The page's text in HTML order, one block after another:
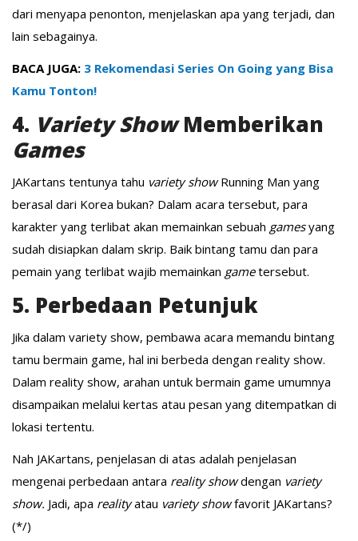
dari menyapa penonton, menjelaskan apa yang terjadi, dan
lain sebagainya.
BACA JUGA: 3 Rekomendasi Series On Going yang Bisa
Kamu Tonton!
4. Variety ShowMemberikan
Games
JAKartans tentunya tahu variety showRunning Man yang
berasal dari Korea bukan? Dalam acara tersebut, para
karakter yang terlibat akan memainkan sebuah gamesyang
sudah disiapkan dalam skrip. Baik bintang tamu dan para
pemain yang terlibat wajib memainkan gametersebut.
5. Perbedaan Petunjuk
Jika dalam variety show, pembawa acara memandu bintang
tamu bermain game, hal ini berbeda dengan reality show.
Dalam reality show, arahan untuk bermain game umumnya
disampaikan melalui kertas atau pesan yang ditempatkan di
lokasi tertentu.
Nah JAKartans, penjelasan di atas adalah penjelasan
mengenai perbedaan antara reality showdengan variety
show. Jadi, apa realityatau variety showfavorit JAKartans?
(*/)